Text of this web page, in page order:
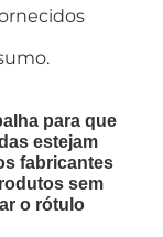
para que
estejam
fabricantes
sem
o rótulo